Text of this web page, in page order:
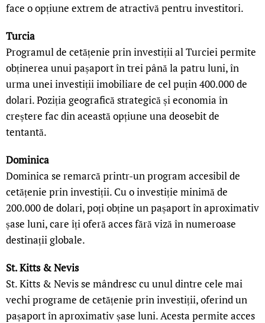
face o opțiune extrem de atractivă pentru investitori.
Turcia
Programul de cetățenie prin investiții al Turciei permite
obținerea unui pașaport în trei până la patru luni, în
urma unei investiții imobiliare de cel puțin 400.000 de
dolari. Poziția geografică strategică și economia în
creștere fac din această opțiune una deosebit de
tentantă.
Dominica
Dominica se remarcă printr-un program accesibil de
cetățenie prin investiții. Cu o investiție minimă de
200.000 de dolari, poți obține un pașaport în aproximativ
șase luni, care îți oferă acces fără viză în numeroase
destinații globale.
St. Kitts & Nevis
St. Kitts & Nevis se mândresc cu unul dintre cele mai
vechi programe de cetățenie prin investiții, oferind un
pașaport în aproximativ șase luni. Acesta permite acces